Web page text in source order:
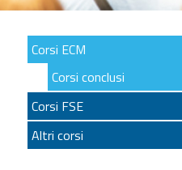
Corsi ECM
Corsi conclusi
Corsi FSE
Altri corsi